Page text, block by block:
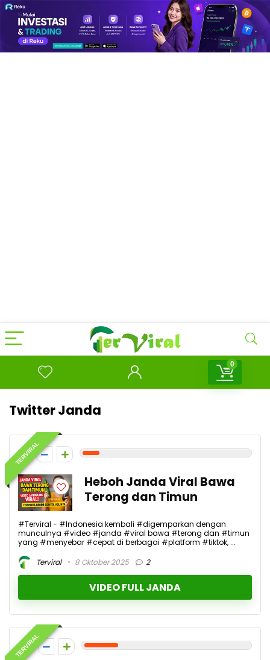
0
Twitter Janda
TERVIRAL
1
Heboh Janda Viral Bawa
Terong dan Timun
#Terviral - #Indonesia kembali #digemparkan dengan
munculnya #video #janda #viral bawa #terong dan #timun
yang #menyebar #cepat di berbagai #platform #tiktok, ...
Terviral
8 Oktober 2025 2
VIDEO FULL JANDA
TERVIRAL
2